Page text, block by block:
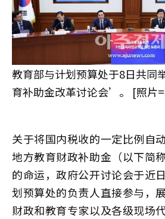
教育部与计划预算处于8日共
育补助金改革讨论会’。 [照片
关于将国内税收的一定比例自
地方教育财政补助金（以下简
的命运，政府公开讨论会于近
划预算处的负责人直接参与，
财政和教育专家以及各级现场